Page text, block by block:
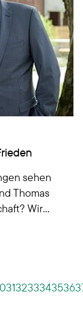
sehen
Thomas
Wir
die
313233343536